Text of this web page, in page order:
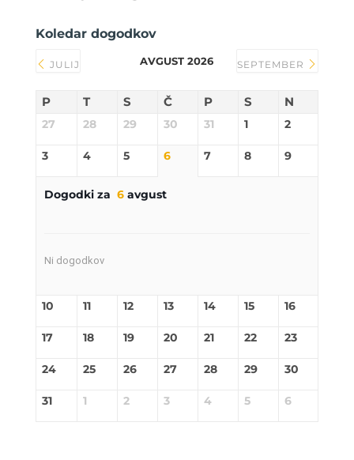
Koledar dogodkov
JULIJ AVGUST 2026 SEPTEMBER
P T S Č P S N
27 28 29 30 31 1 2
3 4 5 6 7 8 9
Dogodki za 6avgust
Ni dogodkov
10 11 12 13 14 15 16
17 18 19 20 21 22 23
24 25 26 27 28 29 30
31 1 2 3 4 5 6